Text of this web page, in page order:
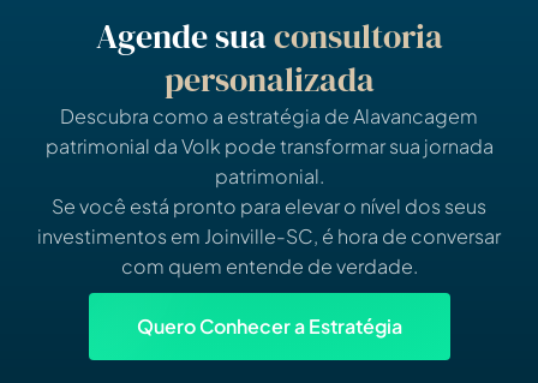
Agende suaconsultoria
personalizada
Descubra como a estratégia de Alavancagem
patrimonial da Volk pode transformar sua jornada
patrimonial.
Se você está pronto para elevar o nível dos seus
investimentos em Joinville-SC, é hora de conversar
com quem entende de verdade.
Quero Conhecer a Estratégia